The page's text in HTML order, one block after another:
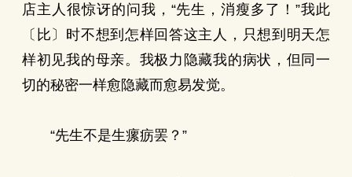
店主人很惊讶的问我，“先生，消瘦多了！”我此
〔比〕时不想到怎样回答这主人，只想到明天怎
样初见我的母亲。我极力隐藏我的病状，但同一
切的秘密一样愈隐藏而愈易发觉。
“先生不是生瘰疬罢？”